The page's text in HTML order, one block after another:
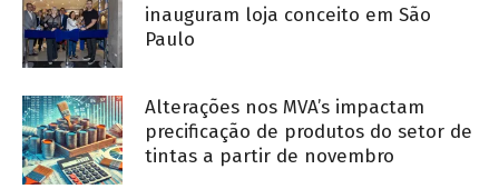
inauguram loja conceito em São
Paulo
Alterações nos MVA’s impactam
precificação de produtos do setor de
tintas a partir de novembro